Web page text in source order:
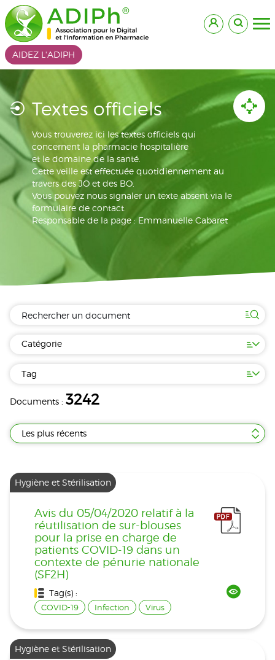
AIDEZ L'ADIPH
Textes officiels
Vous trouverez ici les textes officiels qui
concernent la pharmacie hospitalière
et le domaine de la santé.
Cette veille est effectuée quotidiennement au
travers des JO et des BO.
Vous pouvez nous signaler un texte absent via le
formulaire de contact.
Responsable de la page : Emmanuelle Cabaret
Catégorie
Tag
Documents : 3242
Les plus récents
Hygiène et Stérilisation
Avis du 05/04/2020 relatif à la
réutilisation de sur-blouses
pour la prise en charge de
patients COVID-19 dans un
contexte de pénurie nationale
(SF2H)
Tag(s) :
COVID-19 Infection Virus
Hygiène et Stérilisation